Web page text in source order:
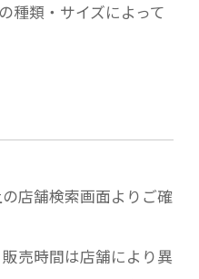
種類・サイズによって
店舗検索画面よりご確
売時間は店舗により異